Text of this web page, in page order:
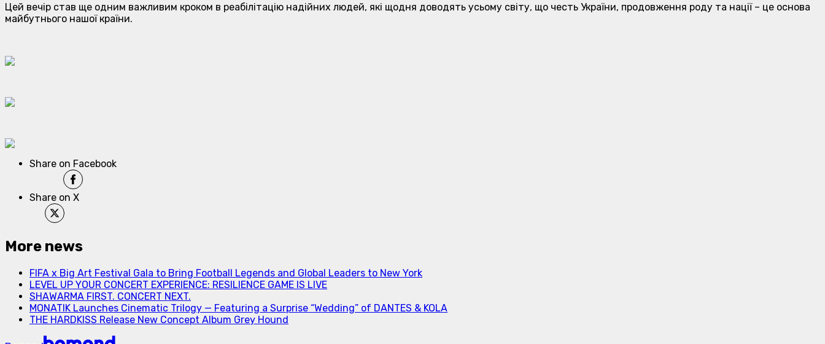
Цей вечір став ще одним важливим кроком в реабілітацію надійних людей, які щодня доводять усьому світу, що честь України, продовження роду та нації – це основа
майбутнього нашої країни.
Share on Facebook
Share on X
More news
FIFA x Big Art Festival Gala to Bring Football Legends and Global Leaders to New York
LEVEL UP YOUR CONCERT EXPERIENCE: RESILIENCE GAME IS LIVE
SHAWARMA FIRST. CONCERT NEXT.
MONATIK Launches Cinematic Trilogy — Featuring a Surprise “Wedding” of DANTES & KOLA
THE HARDKISS Release New Concept Album Grey Hound